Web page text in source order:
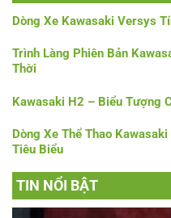
Dòng Xe Kawasaki Versys
Trình Làng Phiên Bản
Thời
Kawasaki H2 – Biểu Tượng
Dòng Xe Thể Thao
Tiêu Biểu
TIN NỔI BẬT